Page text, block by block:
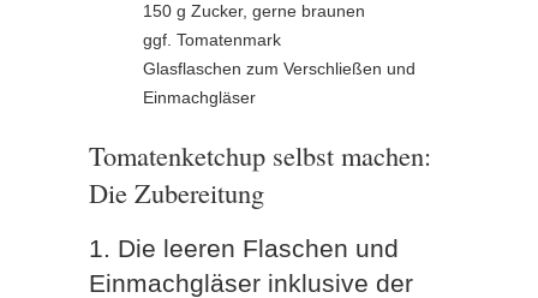
150 g Zucker, gerne braunen
ggf. Tomatenmark
Glasflaschen zum Verschließen und
Einmachgläser
Tomatenketchup selbst machen:
Die Zubereitung
1. Die leeren Flaschen und
Einmachgläser inklusive der